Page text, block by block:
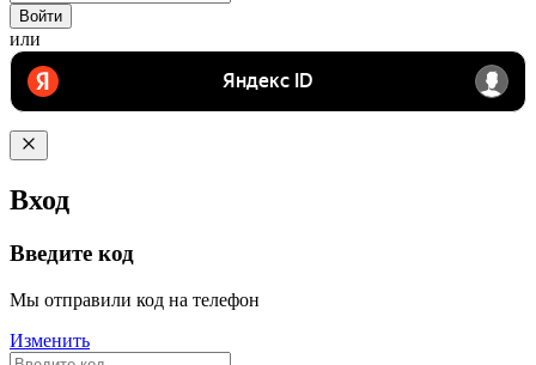
Войти
или
Вход
Введите код
Мы отправили код на телефон
Изменить